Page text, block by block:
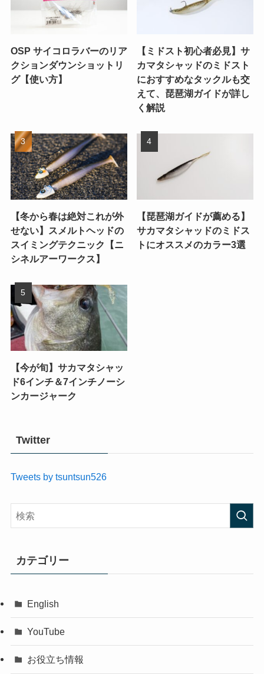
OSP サイコロラバーのリア
クションダウンショットリ
グ【使い方】
【ミドスト初心者必見】サ
カマタシャッドのミドスト
におすすめなタックルも交
えて、琵琶湖ガイドが詳し
く解説
【冬から春は絶対これが外
せない】スメルトヘッドの
スイミングテクニック【ニ
シネルアーワークス】
【琵琶湖ガイドが薦める】
サカマタシャッドのミドス
トにオススメのカラー3選
【今が旬】サカマタシャッ
ド6インチ＆7インチノーシ
ンカージャーク
Twitter
Tweets by tsuntsun526
カテゴリー
English
YouTube
お役立ち情報